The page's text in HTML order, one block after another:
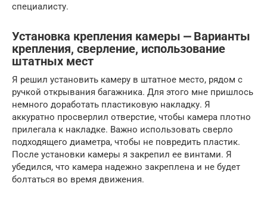
специалисту.
Установка крепления камеры ⎼ Варианты
крепления, сверление, использование
штатных мест
Я решил установить камеру в штатное место, рядом с
ручкой открывания багажника. Для этого мне пришлось
немного доработать пластиковую накладку. Я
аккуратно просверлил отверстие, чтобы камера плотно
прилегала к накладке. Важно использовать сверло
подходящего диаметра, чтобы не повредить пластик.
После установки камеры я закрепил ее винтами. Я
убедился, что камера надежно закреплена и не будет
болтаться во время движения.